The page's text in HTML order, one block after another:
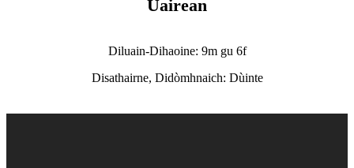
Uairean
Diluain-Dihaoine: 9m gu 6f
Disathairne, Didòmhnaich: Dùinte